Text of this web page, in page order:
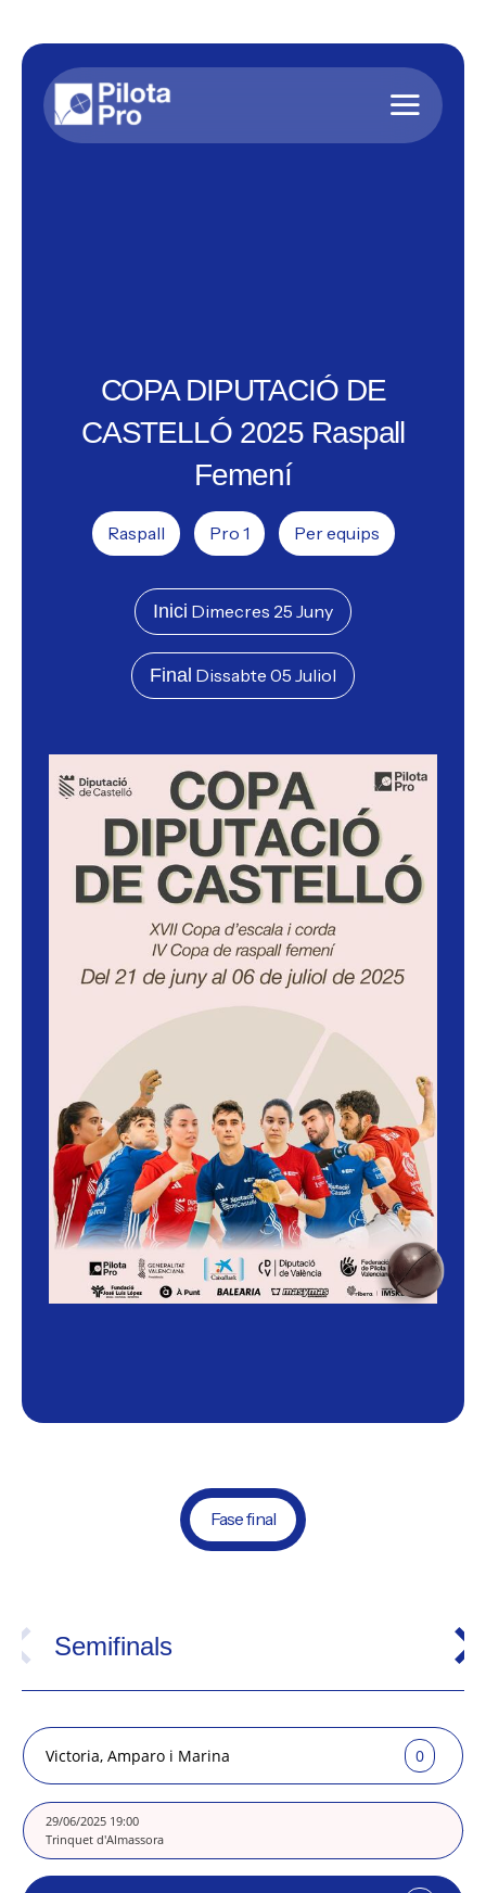
Saltar
contenido
COPA DIPUTACIÓ DE
CASTELLÓ 2025 Raspall
Femení
Raspall Pro 1 Per equips
Inici Dimecres 25 Juny
Final Dissabte 05 Juliol
Fase final
Semifinals
Victoria, Amparo i Marina
0
25
29/06/2025 19:00
Trinquet d'Almassora